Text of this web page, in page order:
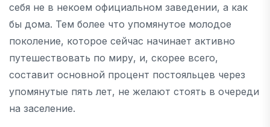
себя не в некоем официальном заведении, а как
бы дома. Тем более что упомянутое молодое
поколение, которое сейчас начинает активно
путешествовать по миру, и, скорее всего,
составит основной процент постояльцев через
упомянутые пять лет, не желают стоять в очереди
на заселение.